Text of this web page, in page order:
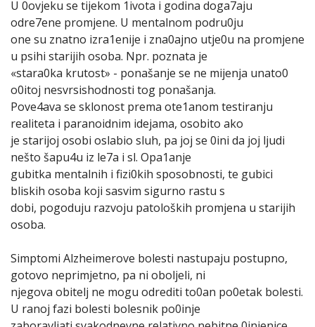
U 0ovjeku se tijekom 1ivota i godina doga7aju
odre7ene promjene. U mentalnom podru0ju
one su znatno izra1enije i zna0ajno utje0u na promjene
u psihi starijih osoba. Npr. poznata je
«stara0ka krutost» - ponašanje se ne mijenja unato0
o0itoj nesvrsishodnosti tog ponašanja.
Pove4ava se sklonost prema ote1anom testiranju
realiteta i paranoidnim idejama, osobito ako
je starijoj osobi oslabio sluh, pa joj se 0ini da joj ljudi
nešto šapu4u iz le7a i sl. Opa1anje
gubitka mentalnih i fizi0kih sposobnosti, te gubici
bliskih osoba koji sasvim sigurno rastu s
dobi, pogoduju razvoju patoloških promjena u starijih
osoba.
Simptomi Alzheimerove bolesti nastupaju postupno,
gotovo neprimjetno, pa ni oboljeli, ni
njegova obitelj ne mogu odrediti to0an po0etak bolesti.
U ranoj fazi bolesti bolesnik po0inje